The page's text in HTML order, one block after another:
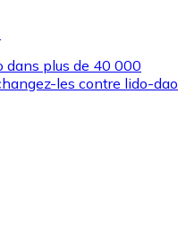
dans plus de 40 000
les contre lido-dao